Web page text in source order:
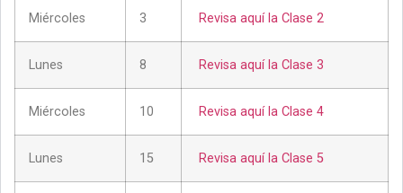
Miércoles 3 Revisa aquí la Clase 2
Lunes 8 Revisa aquí la Clase 3
Miércoles 10 Revisa aquí la Clase 4
Lunes 15 Revisa aquí la Clase 5